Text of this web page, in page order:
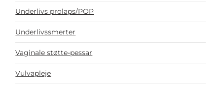
Underlivs prolaps/POP
Underlivssmerter
Vaginale støtte-pessar
Vulvapleje